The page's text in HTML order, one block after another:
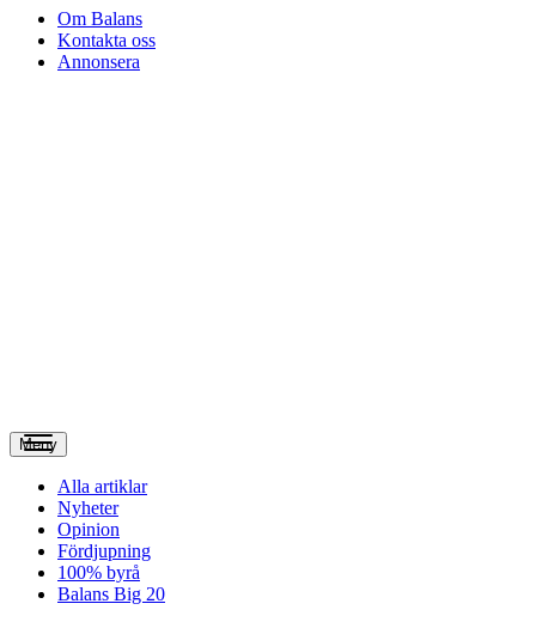
Om Balans
Kontakta oss
Annonsera
Meny
Alla artiklar
Nyheter
Opinion
Fördjupning
100% byrå
Balans Big 20